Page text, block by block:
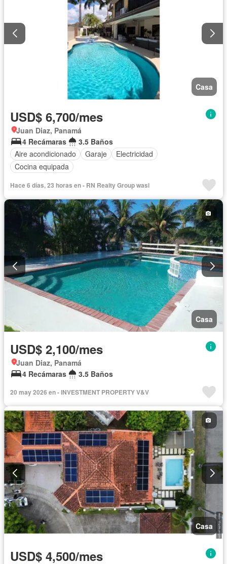
Casa
USD$ 6,700/mes
Juan Diaz, Panamá
4 Recámaras
3.5 Baños
Aire acondicionado
Garaje
Electricidad
Cocina equipada
Hace 6 días, 23 horas en - RN Realty Group wasi
Casa
USD$ 2,100/mes
Juan Diaz, Panamá
4 Recámaras
3.5 Baños
20 may 2026 en - INVESTMENT PROPERTY V&V
Casa
USD$ 4,500/mes